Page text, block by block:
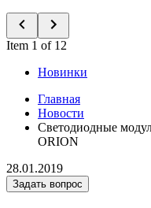
Item 1 of 12
Новинки
Главная
Новости
Светодиодные
ORION
28.01.2019
Задать вопрос